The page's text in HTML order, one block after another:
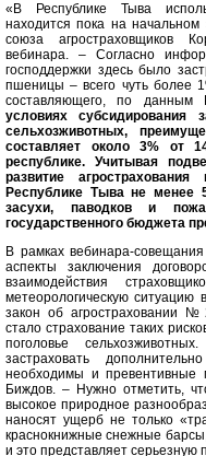
«В Республике Тыва
находится пока на
союза агростраховщиков
вебинара. – Согласно
господдержки здесь было
пшеницы – всего чуть более
составляющего, по
условиях
сельхозживотных,
составляет около 3% от
республике. Учитывая
развитие
Республике Тыва не
засухи, паводков и
государственного бюджета
В рамках вебинара-
аспекты заключения
взаимодействия
метеорологическую ситуацию
закон об агростраховании
стало страхование таких
поголовье
застраховать
необходимы и
Биждов. – Нужно отметить,
высокое природное
наносят ущерб не только
краснокнижные снежные
и это представляет серьезную